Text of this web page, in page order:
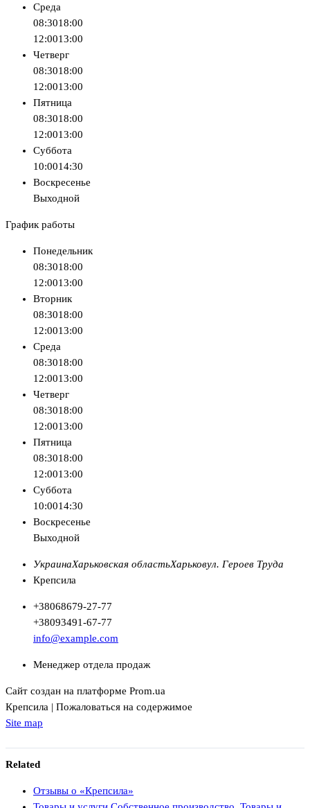
Среда
08:3018:00
12:0013:00
Четверг
08:3018:00
12:0013:00
Пятница
08:3018:00
12:0013:00
Суббота
10:0014:30
Воскресенье
Выходной
График работы
Понедельник
08:3018:00
12:0013:00
Вторник
08:3018:00
12:0013:00
Среда
08:3018:00
12:0013:00
Четверг
08:3018:00
12:0013:00
Пятница
08:3018:00
12:0013:00
Суббота
10:0014:30
Воскресенье
Выходной
УкраинаХарьковская областьХарьковул. Героев Труда
Крепсила
+38068679-27-77
+38093491-67-77
info@example.com
Менеджер отдела продаж
Сайт создан на платформе Prom.ua
Крепсила | Пожаловаться на содержимое
Site map
Related
Отзывы о «Крепсила»